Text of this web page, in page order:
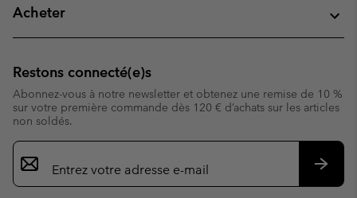
Acheter
Restons connecté(e)s
Abonnez-vous à notre newsletter et obtenez une remise de 10 %
sur votre première commande dès 120 € d’achats sur les articles
non soldés.
Inscription
par
e-